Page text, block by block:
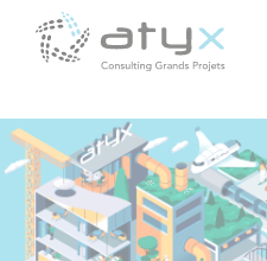
Panneau de gestion des cookies